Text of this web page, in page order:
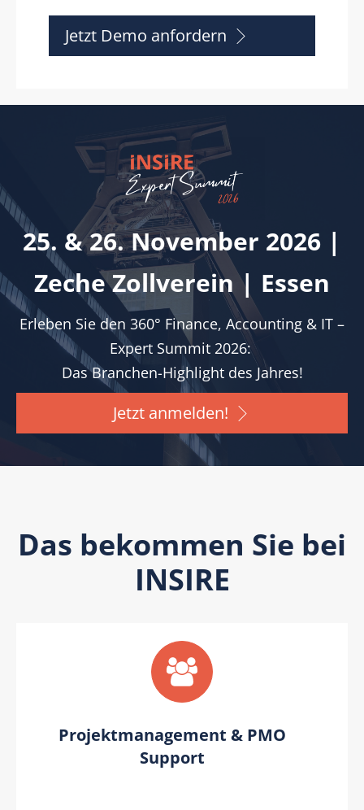
Jetzt Demo anfordern
25. & 26. November 2026 |
Zeche Zollverein | Essen
Erleben Sie den 360° Finance, Accounting & IT –
Expert Summit 2026:
Das Branchen-Highlight des Jahres!
Jetzt anmelden!
Das bekommen Sie bei
INSIRE
Projektmanagement & PMO
Support